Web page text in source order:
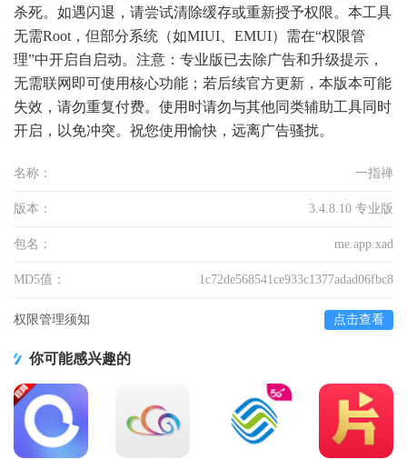
杀死。如遇闪退，请尝试清除缓存或重新授予权限。本工具
无需Root，但部分系统（如MIUI、EMUI）需在“权限管
理”中开启自启动。注意：专业版已去除广告和升级提示，
无需联网即可使用核心功能；若后续官方更新，本版本可能
失效，请勿重复付费。使用时请勿与其他同类辅助工具同时
开启，以免冲突。祝您使用愉快，远离广告骚扰。
名称： 一指禅
版本： 3.4.8.10 专业版
包名： me.app.xad
MD5值： 1c72de568541ce933c1377adad06fbc8
权限管理须知 点击查看
你可能感兴趣的